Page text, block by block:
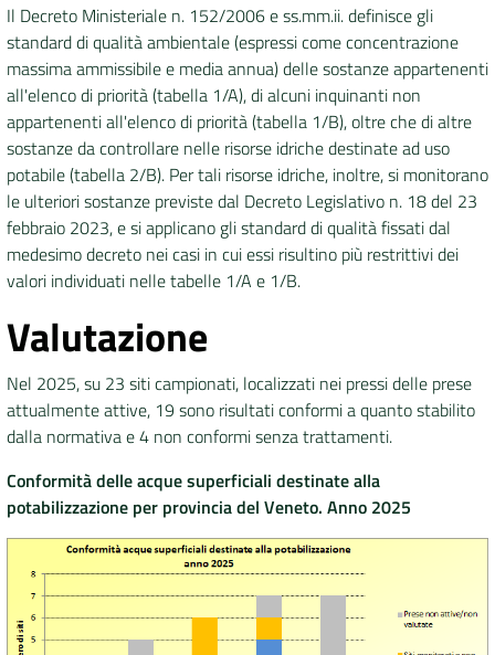
Il Decreto Ministeriale n. 152/2006 e ss.mm.ii. definisce gli
standard di qualità ambientale (espressi come concentrazione
massima ammissibile e media annua) delle sostanze appartenenti
all'elenco di priorità (tabella 1/A), di alcuni inquinanti non
appartenenti all'elenco di priorità (tabella 1/B), oltre che di altre
sostanze da controllare nelle risorse idriche destinate ad uso
potabile (tabella 2/B). Per tali risorse idriche, inoltre, si monitorano
le ulteriori sostanze previste dal Decreto Legislativo n. 18 del 23
febbraio 2023, e si applicano gli standard di qualità fissati dal
medesimo decreto nei casi in cui essi risultino più restrittivi dei
valori individuati nelle tabelle 1/A e 1/B.
Valutazione
Nel 2025, su 23 siti campionati, localizzati nei pressi delle prese
attualmente attive, 19 sono risultati conformi a quanto stabilito
dalla normativa e 4 non conformi senza trattamenti.
Conformità delle acque superficiali destinate alla
potabilizzazione per provincia del Veneto. Anno 2025